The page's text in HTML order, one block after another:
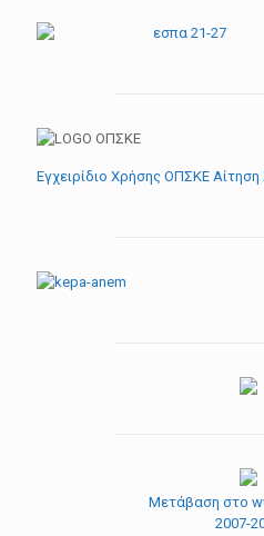
Εγχειρίδιο Χρήσης ΟΠΣΚΕ
Μετάβαση στο
2007-